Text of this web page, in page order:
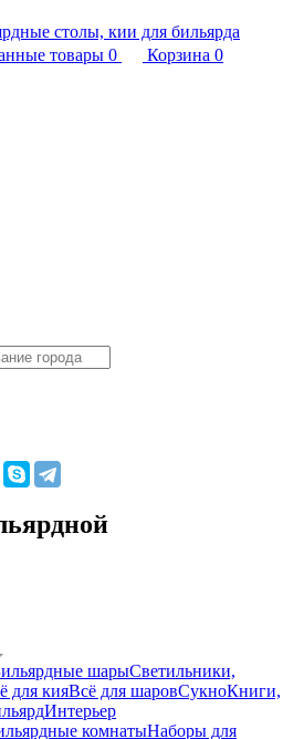
товары 0 Корзина 0
шарыСветильники,
для кияВсё для шаровСукноКниги,
Интерьер
комнатыНаборы для